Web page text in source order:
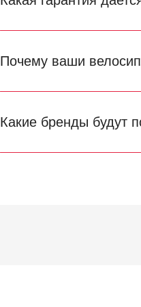
Почему ваши
Какие бренды будут